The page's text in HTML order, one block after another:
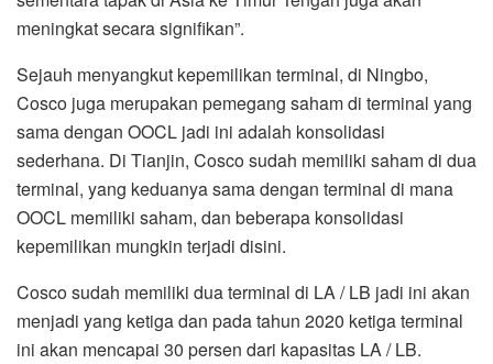
meningkat secara signifikan”.
Sejauh menyangkut kepemilikan terminal, di Ningbo,
Cosco juga merupakan pemegang saham di terminal yang
sama dengan OOCL jadi ini adalah konsolidasi
sederhana. Di Tianjin, Cosco sudah memiliki saham di dua
terminal, yang keduanya sama dengan terminal di mana
OOCL memiliki saham, dan beberapa konsolidasi
kepemilikan mungkin terjadi disini.
Cosco sudah memiliki dua terminal di LA / LB jadi ini akan
menjadi yang ketiga dan pada tahun 2020 ketiga terminal
ini akan mencapai 30 persen dari kapasitas LA / LB.